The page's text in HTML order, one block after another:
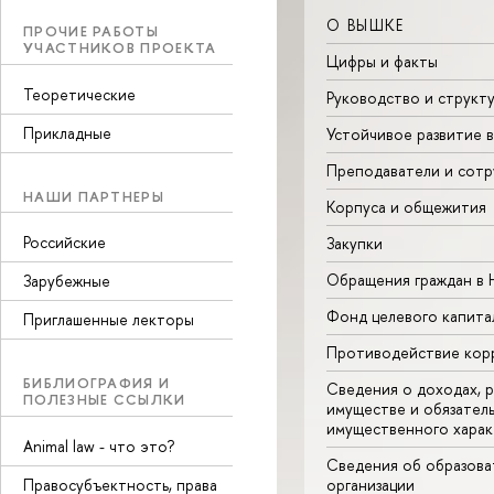
ПРОЧИЕ РАБОТЫ
УЧАСТНИКОВ ПРОЕКТА
Теоретические
Прикладные
НАШИ ПАРТНЕРЫ
Российские
Зарубежные
Приглашенные лекторы
БИБЛИОГРАФИЯ И
ПОЛЕЗНЫЕ ССЫЛКИ
Animal law - что это?
Правосубъектность, права
О ВЫШКЕ
Цифры и факты
Руководство и
Устойчивое
Преподаватели и
Корпуса и общежития
Закупки
Обращения граждан
Фонд целевого
Противодействие
Сведения о доходах,
имуществе и
имущественного
Сведения об
организации